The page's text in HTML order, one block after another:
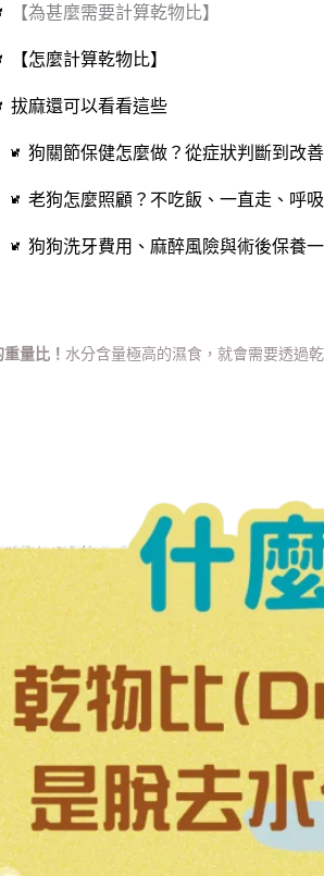
【為甚麼需要計算乾物比】
【怎麼計算乾物比】
拔麻還可以看看這些
狗關節保健怎麼做？從症狀判斷到改
老狗怎麼照顧？不吃飯、一直走、呼
狗狗洗牙費用、麻醉風險與術後保養
量比！ 水分含量極高的濕食，就會需要透過